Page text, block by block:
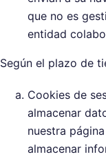
que no es
entidad
Según el plazo de
Cookies de
almacenar
nuestra
almacenar